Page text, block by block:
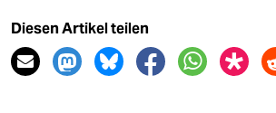
Diesen Artikel teilen